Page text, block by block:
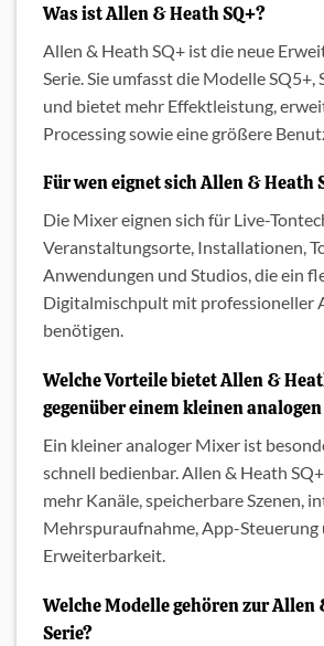
Was ist Allen & Heath SQ+?
Allen & Heath SQ+ ist die neue
Serie. Sie umfasst die Modelle SQ5+,
und bietet mehr Effektleistung,
Processing sowie eine größere
Für wen eignet sich Allen & Heath
Die Mixer eignen sich für Live-
Veranstaltungsorte, Installationen,
Anwendungen und Studios, die ein
Digitalmischpult mit professioneller
benötigen.
Welche Vorteile bietet Allen &
gegenüber einem kleinen
Ein kleiner analoger Mixer ist
schnell bedienbar. Allen & Heath
mehr Kanäle, speicherbare Szenen,
Mehrspuraufnahme, App-Steuerung
Erweiterbarkeit.
Welche Modelle gehören zur Allen
Serie?